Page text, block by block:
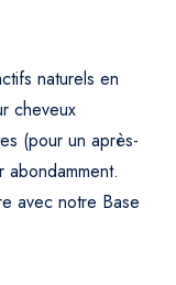
naturels en
cheveux
(pour un après-
avec notre Base